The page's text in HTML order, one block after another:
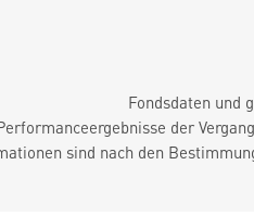
Fondsdaten und
der
sind nach den